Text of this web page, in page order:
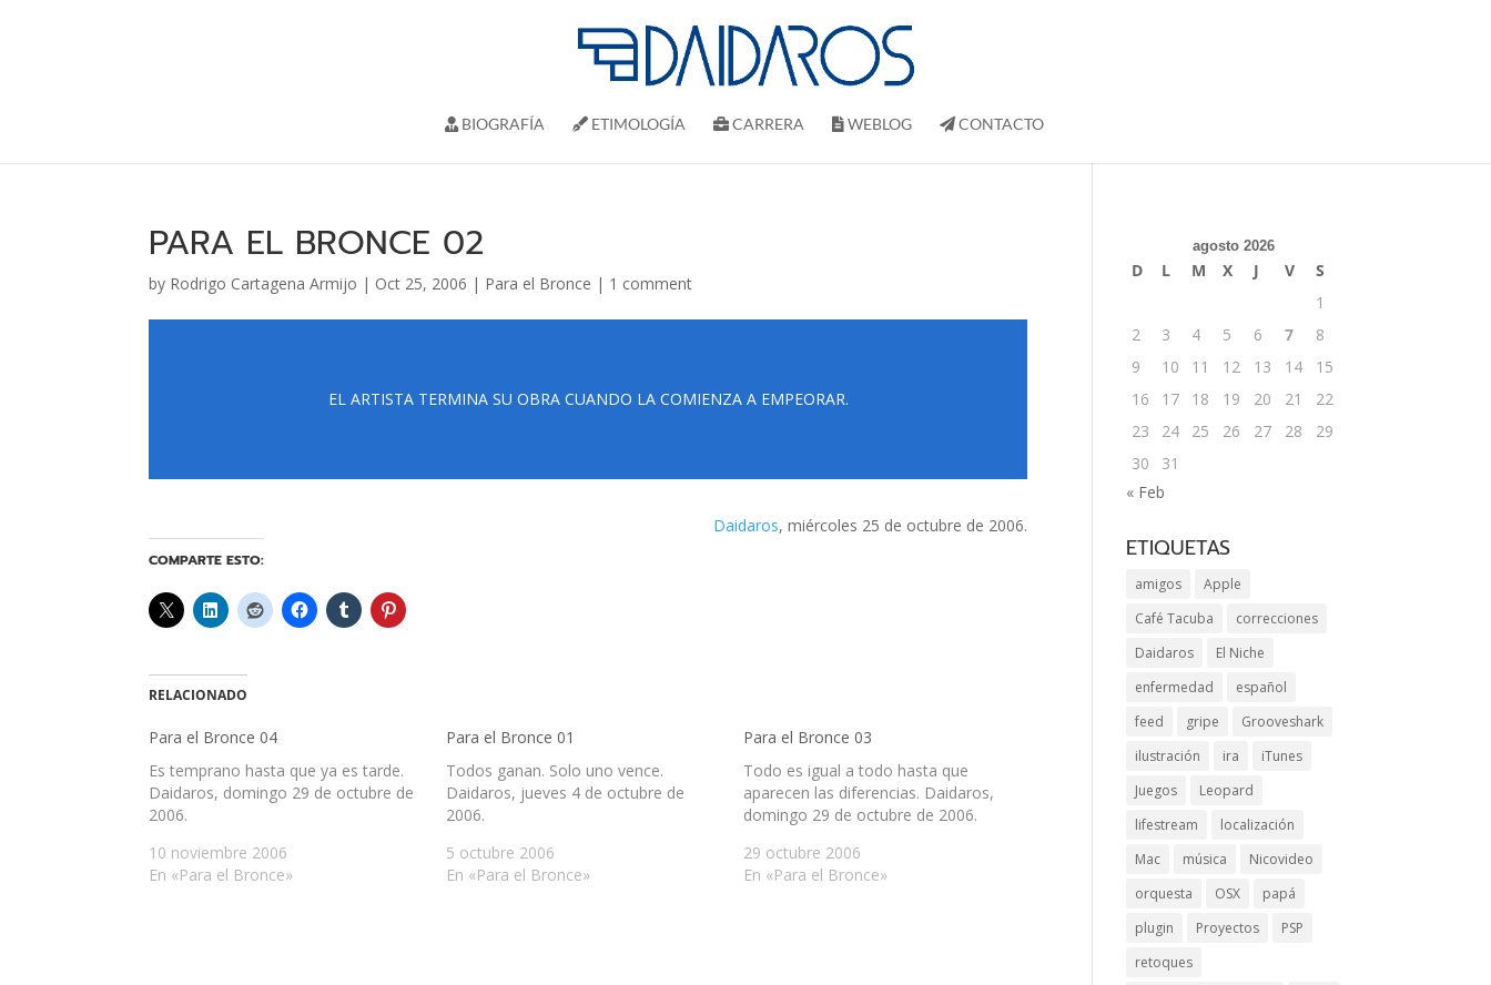
BIOGRAFÍ­A ETIMOLOGÍA CARRERA WEBLOG CONTACTO
PARA EL BRONCE 02
by Rodrigo Cartagena Armijo | Oct 25, 2006 | Para el Bronce | 1 comment
EL ARTISTA TERMINA SU OBRA CUANDO LA COMIENZA A EMPEORAR.
Daidaros, miércoles 25 de octubre de 2006.
COMPARTE ESTO:
RELACIONADO
Para el Bronce 04
Es temprano hasta que ya es tarde.
Daidaros, domingo 29 de octubre de
2006.
10 noviembre 2006
En «Para el Bronce»
Para el Bronce 01
Todos ganan. Solo uno vence.
Daidaros, jueves 4 de octubre de
2006.
5 octubre 2006
En «Para el Bronce»
Para el Bronce 03
Todo es igual a todo hasta que
aparecen las diferencias. Daidaros,
domingo 29 de octubre de 2006.
29 octubre 2006
En «Para el Bronce»
agosto 2026
D L M X J V
S
1
2
3 4 5 6 7
8
9
10 11 12 13 14
15
16
17 18 19 20 21
22
23
24 25 26 27 28
29
30
31
« Feb
ETIQUETAS
amigos
Apple
Café Tacuba
correcciones
Daidaros
El Niche
enfermedad
español
feed
gripe
Grooveshark
ilustración
ira
iTunes
Juegos
Leopard
lifestream
localización
Mac
música
Nicovideo
orquesta
OSX
papá
plugin
Proyectos
PSP
retoques